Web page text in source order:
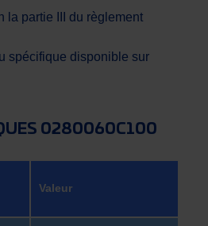
la partie III du règlement
spécifique disponible sur
0280060C100
Valeur